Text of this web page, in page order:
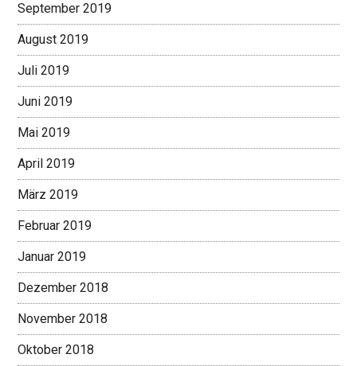
September 2019
August 2019
Juli 2019
Juni 2019
Mai 2019
April 2019
März 2019
Februar 2019
Januar 2019
Dezember 2018
November 2018
Oktober 2018